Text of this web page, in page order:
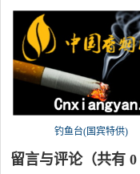
钓鱼台(国宾特供)
留言与评论（共有 0